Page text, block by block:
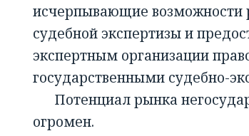
исчерпывающие возможности
судебной экспертизы и
экспертным организации
государственными судебно-
Потенциал рынка
огромен.